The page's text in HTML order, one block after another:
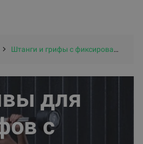
Штанги и грифы с фиксированным весом, штативы
для
с